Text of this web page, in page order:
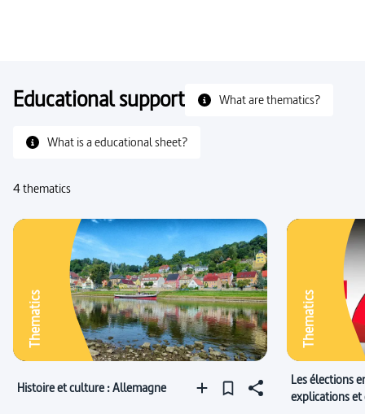
Educational support What are thematics?
What is a educational sheet?
4 thematics
Thematics
Histoire et culture : Allemagne
Thematics
Les élections
explications